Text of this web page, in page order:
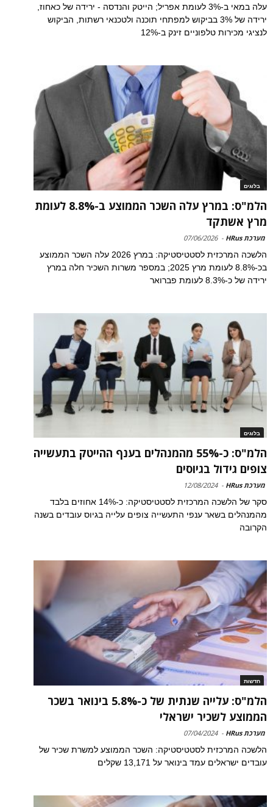
עלה במאי ב-3% לעומת אפריל; הייטק והנדסה - ירידה של כאחוז,
ירידה של 3% בביקוש למפתחי תוכנה ולטכנאי רשתות, הביקוש
לנציגי מכירות טלפוניים זינק ב-12%
בלוגים
הלמ"ס: במרץ עלה השכר הממוצע ב-8.8% לעומת
מרץ אשתקד
מערכת HRus -
07/06/2026
הלשכה המרכזית לסטטיסטיקה: במרץ 2026 עלה השכר הממוצע
בכ-8.8% לעומת מרץ 2025; במספר משרות השכיר חלה במרץ
ירידה של כ-8.3% לעומת פברואר
בלוגים
הלמ"ס: כ-55% מהמנהלים בענף ההייטק בתעשייה
צופים גידול בגיוסים
מערכת HRus -
12/08/2024
סקר של הלשכה המרכזית לסטטיסטיקה: כ-14% אחוזים בלבד
מהמנהלים בשאר ענפי התעשייה צופים עלייה בגיוס עובדים בשנה
הקרובה
חדשות
הלמ"ס: עלייה שנתית של כ-5.8% בינואר בשכר
הממוצע לשכיר ישראלי
מערכת HRus -
07/04/2024
הלשכה המרכזית לסטטיסטיקה: השכר הממוצע למשרת שכיר של
עובדים ישראלים עמד בינואר על 13,171 שקלים